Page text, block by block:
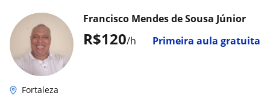
R$120/h Primeira aula gratuita
Francisco Mendes de Sousa Júnior
Fortaleza